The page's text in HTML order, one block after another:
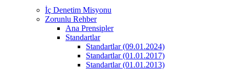
İç Denetim Misyonu
Zorunlu Rehber
Ana Prensipler
Standartlar
Standartlar (09.01.2024)
Standartlar (01.01.2017)
Standartlar (01.01.2013)